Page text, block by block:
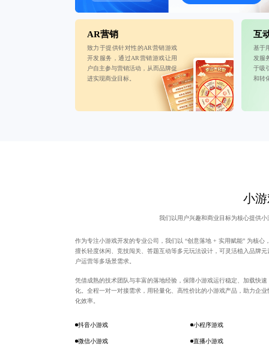
AR营销
致力于提供针对性的AR营销游戏
开发服务，通过AR营销游戏让用
户自主参与营销活动，从而品牌促
进实现商业目标。
互
基于
发服
于吸
和转
小
我们以用户兴趣和商业目标为核心提供
作为专注小游戏开发的专业公司，我们以 “创意落地 + 实用赋能” 为核心
擅长轻度休闲、竞技闯关、答题互动等多元玩法设计，可灵活植入品牌
户运营等多场景需求。
凭借成熟的技术团队与丰富的落地经验，保障小游戏运行稳定、加载快
化。全程一对一对接需求，用轻量化、高性价比的小游戏产品，助力企
化效率。
抖音小游戏 小程序游戏
微信小游戏 直播小游戏